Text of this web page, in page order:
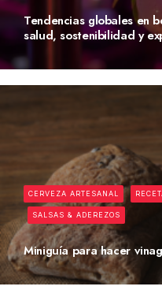
Tendencias globales en
salud, sostenibilidad y
CERVEZA ARTESANAL
SALSAS & ADEREZOS
Miniguía para hacer